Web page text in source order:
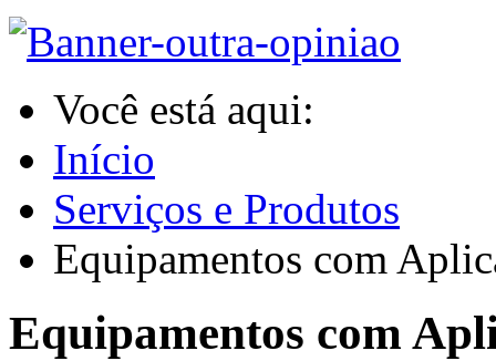
Você está aqui:
Início
Serviços e Produtos
Equipamentos com
Equipamentos com